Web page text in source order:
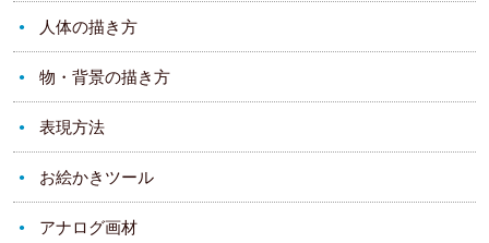
人体の描き方
物・背景の描き方
表現方法
お絵かきツール
アナログ画材